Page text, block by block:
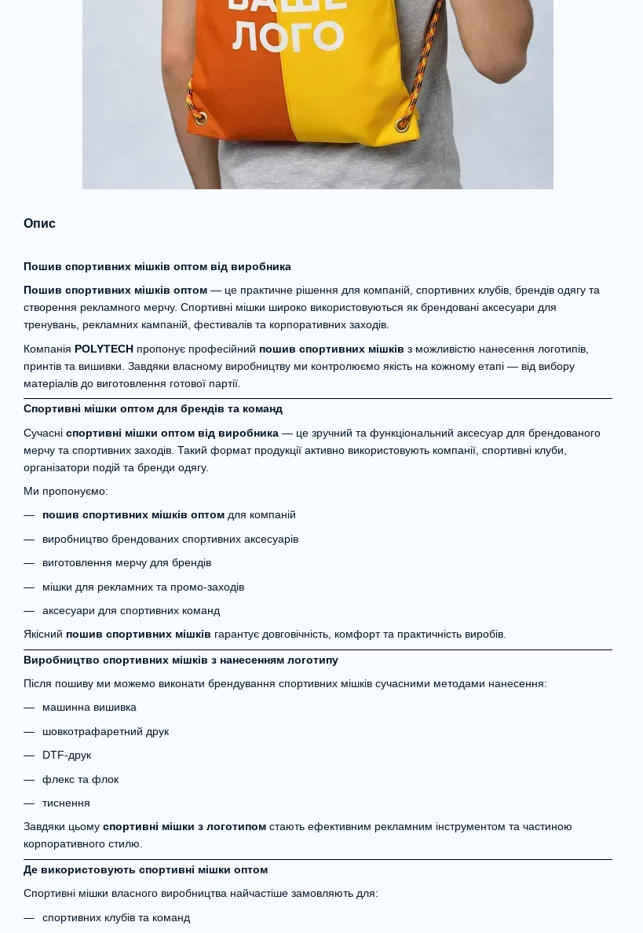
Опис
Пошив спортивних мішків оптом від виробника
Пошив спортивних мішків оптом — це практичне рішення для компаній, спортивних клубів, брендів одягу та
створення рекламного мерчу. Спортивні мішки широко використовуються як брендовані аксесуари для
тренувань, рекламних кампаній, фестивалів та корпоративних заходів.
Компанія POLYTECH пропонує професійний пошив спортивних мішків з можливістю нанесення логотипів,
принтів та вишивки. Завдяки власному виробництву ми контролюємо якість на кожному етапі — від вибору
матеріалів до виготовлення готової партії.
Спортивні мішки оптом для брендів та команд
Сучасні спортивні мішки оптом від виробника — це зручний та функціональний аксесуар для брендованого
мерчу та спортивних заходів. Такий формат продукції активно використовують компанії, спортивні клуби,
організатори подій та бренди одягу.
Ми пропонуємо:
пошив спортивних мішків оптом для компаній
виробництво брендованих спортивних аксесуарів
виготовлення мерчу для брендів
мішки для рекламних та промо-заходів
аксесуари для спортивних команд
Якісний пошив спортивних мішків гарантує довговічність, комфорт та практичність виробів.
Виробництво спортивних мішків з нанесенням логотипу
Після пошиву ми можемо виконати брендування спортивних мішків сучасними методами нанесення:
машинна вишивка
шовкотрафаретний друк
DTF-друк
флекс та флок
тиснення
Завдяки цьому спортивні мішки з логотипом стають ефективним рекламним інструментом та частиною
корпоративного стилю.
Де використовують спортивні мішки оптом
Спортивні мішки власного виробництва найчастіше замовляють для:
спортивних клубів та команд